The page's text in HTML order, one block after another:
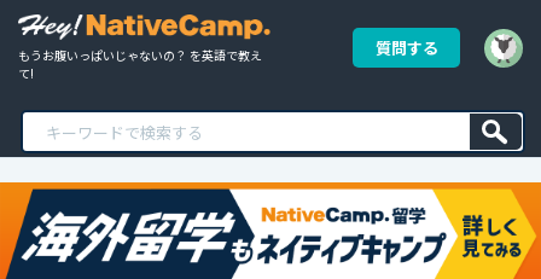
もうお腹いっぱいじゃないの？ を英語で教え
て!
質問する